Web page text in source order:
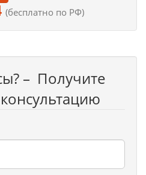
(бесплатно по РФ)
– Получите